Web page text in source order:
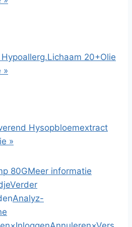
20+Olie
»
Hysopbloemextract
»
80GMeer informatie
Verder
Analyz-